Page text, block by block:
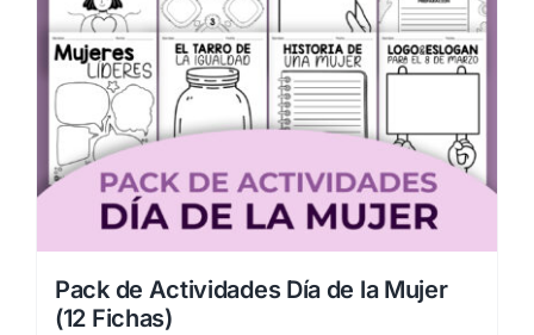
Pack de Actividades Día de la Mujer
(12 Fichas)